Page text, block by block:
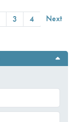
3 4 Next